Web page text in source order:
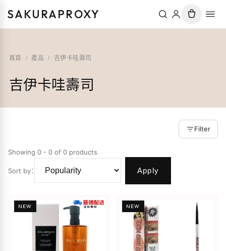
SAKURAPROXY
首頁 / 產品 / 吉伊卡哇壽司
吉伊卡哇壽司
Filter
Showing 0 - 0 of 0 products
Sort by： Apply
NEW NEW